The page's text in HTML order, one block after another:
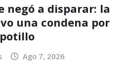
negó a disparar: la
una condena por
Ago 7, 2026